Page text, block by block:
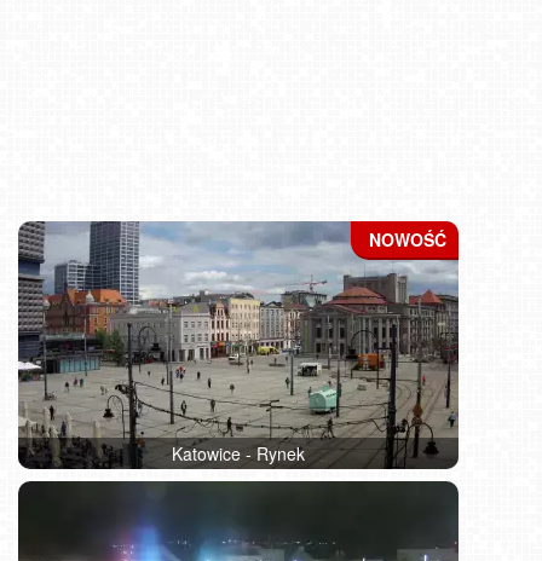
Katowice - Rynek